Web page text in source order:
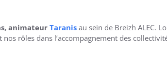
animateur Taranis au sein de Breizh ALEC.
rôles dans l’accompagnement des